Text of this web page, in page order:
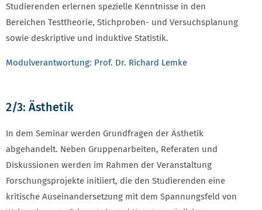
Studierenden erlernen spezielle Kenntnisse in den
Bereichen Testtheorie, Stichproben- und Versuchsplanung
sowie deskriptive und induktive Statistik.
Modulverantwortung: Prof. Dr. Richard Lemke
2/3: Ästhetik
In dem Seminar werden Grundfragen der Ästhetik
abgehandelt. Neben Gruppenarbeiten, Referaten und
Diskussionen werden im Rahmen der Veranstaltung
Forschungsprojekte initiiert, die den Studierenden eine
kritische Auseinandersetzung mit dem Spannungsfeld von